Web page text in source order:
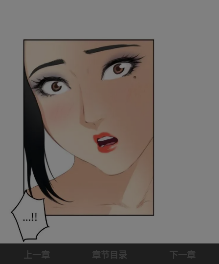
上一章 章节目录 下一章